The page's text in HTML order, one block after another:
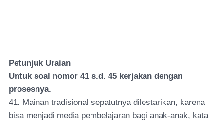
Petunjuk Uraian
Untuk soal nomor 41 s.d. 45 kerjakan dengan
prosesnya.
41. Mainan tradisional sepatutnya dilestarikan, karena
bisa menjadi media pembelajaran bagi anak-anak, kata